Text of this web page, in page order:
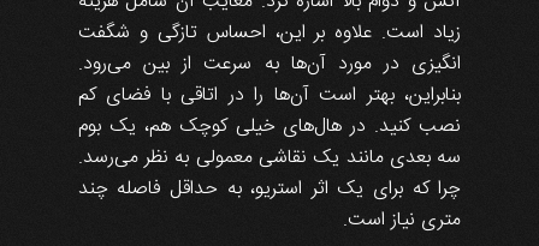
زیاد است. علاوه بر این، احساس تازگی و شگفت
انگیزی در مورد آن‌ها به سرعت از بین می‌رود.
بنابراین، بهتر است آن‌ها را در اتاقی با فضای کم
نصب کنید. در هال‌های خیلی کوچک هم، یک بوم
سه بعدی مانند یک نقاشی معمولی به نظر می‌رسد.
چرا که برای یک اثر استریو، به حداقل فاصله چند
متری نیاز است.